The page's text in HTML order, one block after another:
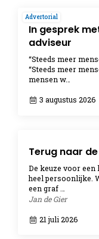
In gesprek
adviseur
“Steeds meer
“Steeds meer
mensen w…
3 augustus 2026
Advertorial
Terug naar
De keuze voor een
heel persoonlijke.
een graf …
Jan de Gier
21 juli 2026